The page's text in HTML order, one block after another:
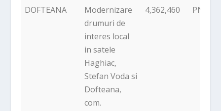
DOFTEANA
Modernizare
drumuri de
interes local
in satele
Haghiac,
Stefan Voda si
Dofteana,
com.
4,362,460 PNDR